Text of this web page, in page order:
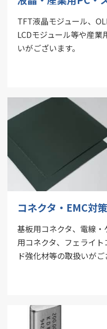
TFT液晶モジュール、
LCDモジュール等や産
いがございます。
コネクタ・EMC対
基板用コネクタ、電線
用コネクタ、フェライ
ド強化材等の取扱いがご